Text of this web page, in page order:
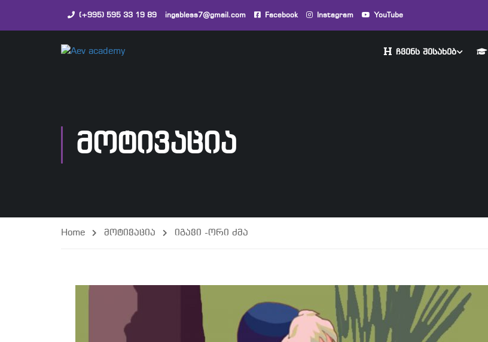
(+995) 595 33 19 89 ingabless7@gmail.com Facebook Instagram YouTube
ᲩᲕᲔᲜᲡ ᲨᲔᲡᲐᲮᲔᲑ
ᲛᲝᲢᲘᲕᲐᲪᲘᲐ
Home მოტივაცია იგავი -ორი ძმა